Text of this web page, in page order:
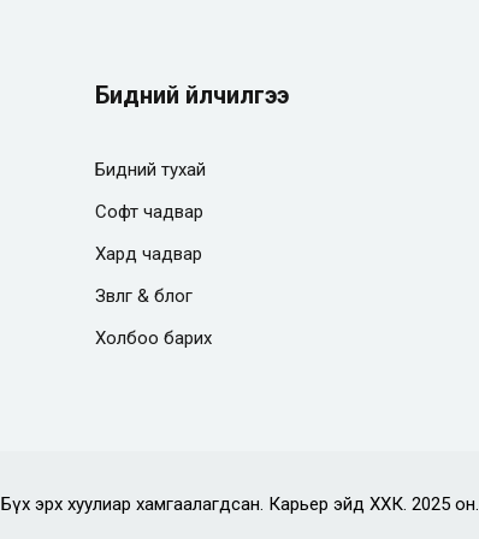
Бидний үйлчилгээ
Бидний тухай
Софт чадвар
Хард чадвар
Зөвлөгөө & блог
Холбоо барих
Бүх эрх хуулиар хамгаалагдсан. Карьер эйд ХХК. 2025 он.